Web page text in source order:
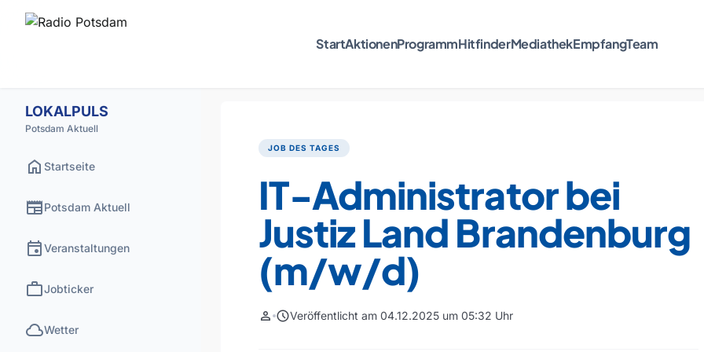
StartAktionenProgrammHitfinderMediathekEmpfangTeam
LOKALPULS
Potsdam Aktuell
home Startseite
newspaperPotsdam Aktuell
eventVeranstaltungen
workJobticker
cloudWetter
JOB DES TAGES
IT-Administrator bei
Justiz Land Brandenburg
(m/w/d)
person scheduleVeröffentlicht am 04.12.2025 um 05:32 Uhr